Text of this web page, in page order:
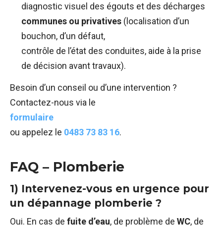
diagnostic visuel des égouts et des décharges
communes ou privatives (localisation d’un
bouchon, d’un défaut,
contrôle de l’état des conduites, aide à la prise
de décision avant travaux).
Besoin d’un conseil ou d’une intervention ?
Contactez-nous via le
formulaire
ou appelez le 0483 73 83 16.
FAQ – Plomberie
1) Intervenez-vous en urgence pour
un dépannage plomberie ?
Oui. En cas de fuite d’eau, de problème de WC, de